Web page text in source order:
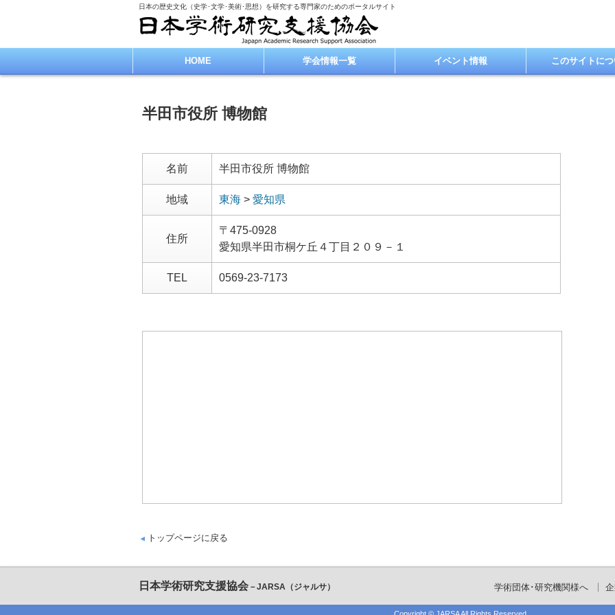
日本の歴史文化（史学･文学･美術･思想）を研究する専門家のためのポータルサイト
HOME 学会情報一覧 イベント情報 このサイトに
半田市役所 博物館
名前 半田市役所 博物館
地域 東海 > 愛知県
住所
〒475-0928
愛知県半田市桐ケ丘４丁目２０９－１
TEL 0569-23-7173
トップページに戻る
日本学術研究支援協会 －JARSA（ジャルサ） 学術団体･研究機関様へ